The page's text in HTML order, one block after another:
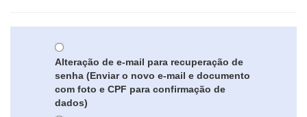
Alteração de e-mail para recuperação de
senha (Enviar o novo e-mail e documento
com foto e CPF para confirmação de
dados)